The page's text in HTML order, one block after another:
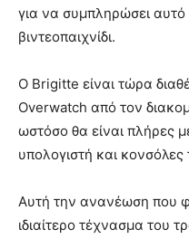
για να συμπληρώσει αυτό
βιντεοπαιχνίδι.
Ο Brigitte είναι τώρα
Overwatch από τον
ωστόσο θα είναι πλήρες
υπολογιστή και
Αυτή την ανανέωση που
ιδιαίτερο τέχνασμα του